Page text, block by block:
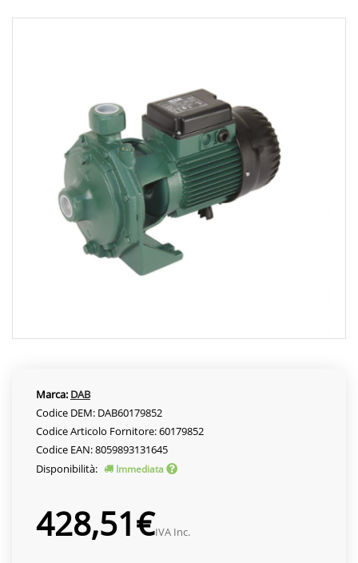
Marca: DAB
Codice DEM: DAB60179852
Codice Articolo Fornitore: 60179852
Codice EAN: 8059893131645
Disponibilità:
Immediata
428,51€IVA Inc.